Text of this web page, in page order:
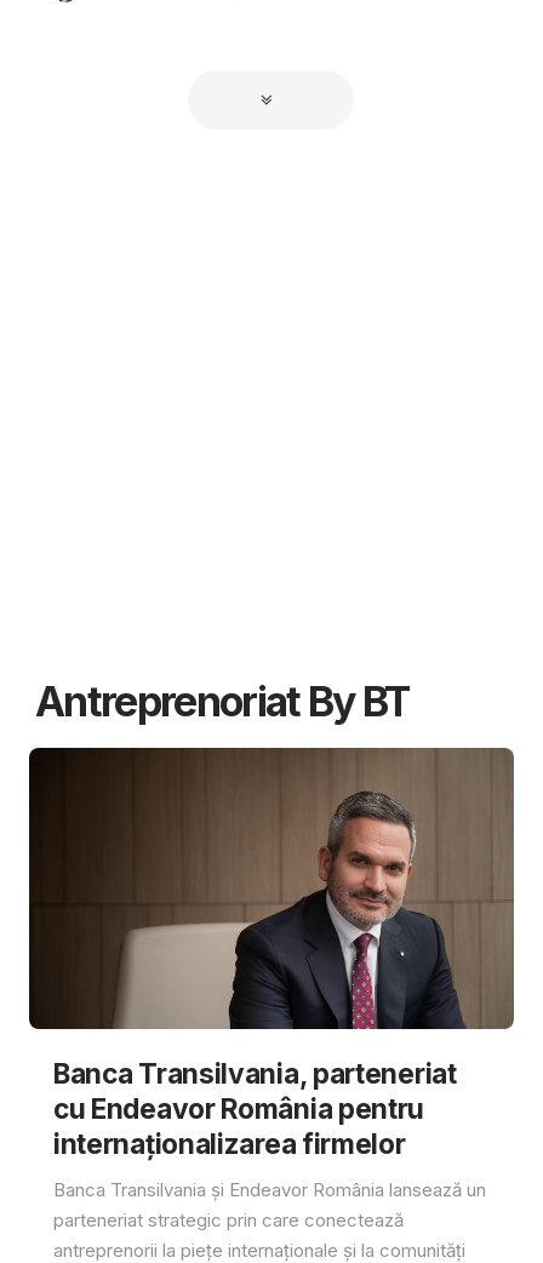
Antreprenoriat By BT
Banca Transilvania, parteneriat
cu Endeavor România pentru
internaționalizarea firmelor
Banca Transilvania și Endeavor România lansează un
parteneriat strategic prin care conectează
antreprenorii la piețe internaționale și la comunități